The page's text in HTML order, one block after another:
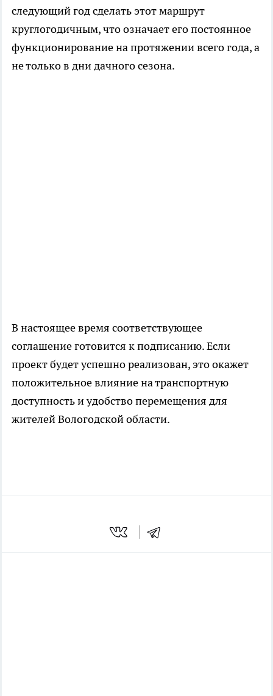
следующий год сделать этот маршрут
круглогодичным, что означает его постоянное
функционирование на протяжении всего года, а
не только в дни дачного сезона.
В настоящее время соответствующее
соглашение готовится к подписанию. Если
проект будет успешно реализован, это окажет
положительное влияние на транспортную
доступность и удобство перемещения для
жителей Вологодской области.